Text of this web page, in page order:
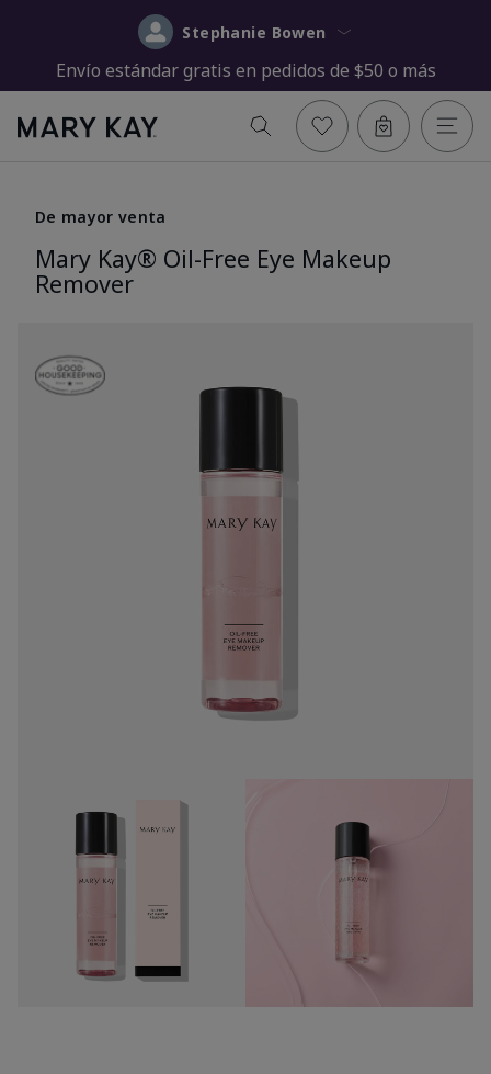
Stephanie Bowen
Envío estándar gratis en pedidos de $50 o más
De mayor venta
Mary Kay® Oil-Free Eye Makeup
Remover